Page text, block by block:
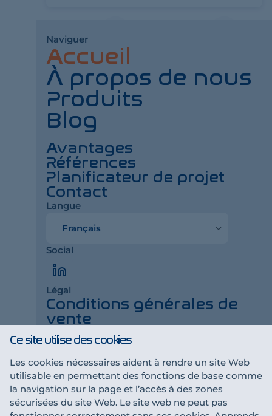
Ce site utilise des cookies
Les cookies nécessaires aident à rendre un site Web
utilisable en permettant des fonctions de base comme
la navigation sur la page et l’accès à des zones
sécurisées du site Web. Le site web ne peut pas
Naviguer
Accueil
À propos de nous
Produits
Blog
Avantages
Références
Planificateur de projet
Contact
Langue
Social
LinkedIn
Légal
Conditions générales de
vente
Impressum
Déclaration de
confidentialité
Une collaboration t'intéresse ?
Devenir partenaire